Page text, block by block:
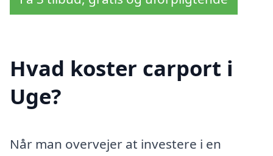
Hvad koster carport i
Uge?
Når man overvejer at investere i en